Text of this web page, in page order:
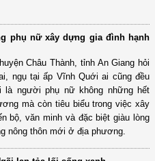
phụ nữ xây dựng gia đình hạnh
Châu Thành, tỉnh An Giang hỏi
ngụ tại ấp Vĩnh Quới ai cũng đều
là người phụ nữ không những hết
mà còn tiêu biểu trong việc xây
bộ, văn minh và đặc biệt giàu lòng
nông thôn mới ở địa phương.